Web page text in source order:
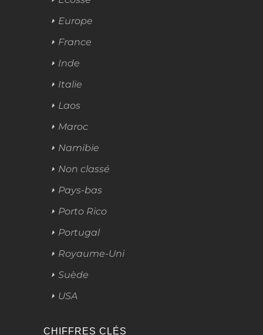
Europe
France
Inde
Italie
Laos
Maroc
Namibie
Non classé
Pays-bas
Porto Rico
Portugal
Royaume-Uni
Suède
USA
CHIFFRES CLÉS